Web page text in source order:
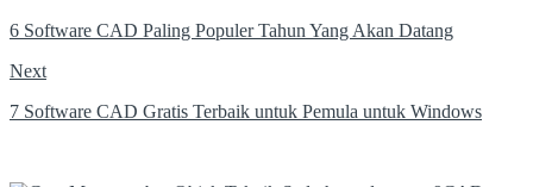
6 Software CAD Paling Populer Tahun Yang Akan Datang
Next
7 Software CAD Gratis Terbaik untuk Pemula untuk Windows